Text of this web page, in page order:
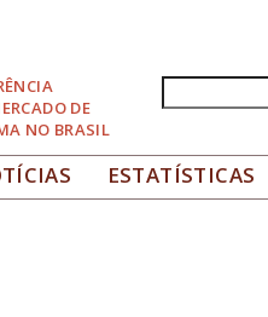
DE
NO BRASIL
ESTATÍSTICAS